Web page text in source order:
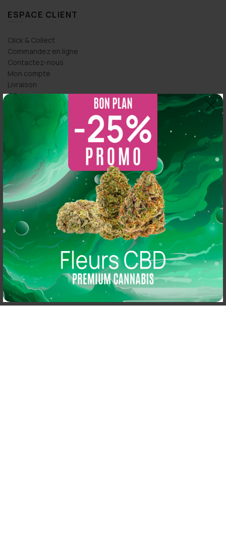
ESPACE CLIENT
Click & Collect
Commandez en ligne
Contactez-nous
Mon compte
Livraison
CGV
So CBD
5.0
Basé sur 216 avis
powered byG og e
Thomas Arper
2 years ago
Magasin au top, bonne variété et vendeur généreux
N'hésitez pas à y aller vous y trouverez de qualité